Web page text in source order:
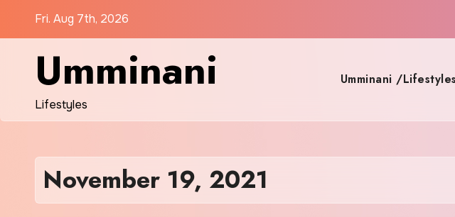
Fri. Aug 7th, 2026
Umminani
Lifestyles
Umminani /Lifestyles
November 19, 2021